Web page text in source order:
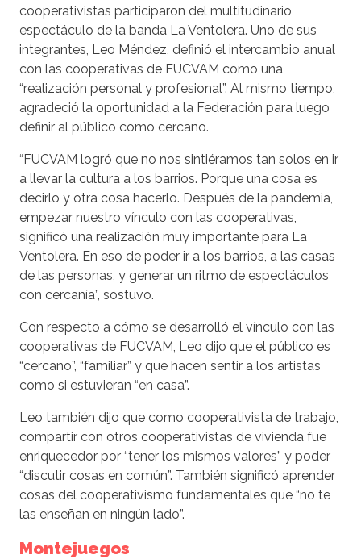
cooperativistas participaron del multitudinario
espectáculo de la banda La Ventolera. Uno de sus
integrantes, Leo Méndez, definió el intercambio anual
con las cooperativas de FUCVAM como una
“realización personal y profesional”. Al mismo tiempo,
agradeció la oportunidad a la Federación para luego
definir al público como cercano.
“FUCVAM logró que no nos sintiéramos tan solos en ir
a llevar la cultura a los barrios. Porque una cosa es
decirlo y otra cosa hacerlo. Después de la pandemia,
empezar nuestro vínculo con las cooperativas,
significó una realización muy importante para La
Ventolera. En eso de poder ir a los barrios, a las casas
de las personas, y generar un ritmo de espectáculos
con cercanía”, sostuvo.
Con respecto a cómo se desarrolló el vínculo con las
cooperativas de FUCVAM, Leo dijo que el público es
“cercano”, “familiar” y que hacen sentir a los artistas
como si estuvieran “en casa”.
Leo también dijo que como cooperativista de trabajo,
compartir con otros cooperativistas de vivienda fue
enriquecedor por “tener los mismos valores” y poder
“discutir cosas en común”. También significó aprender
cosas del cooperativismo fundamentales que “no te
las enseñan en ningún lado”.
Montejuegos